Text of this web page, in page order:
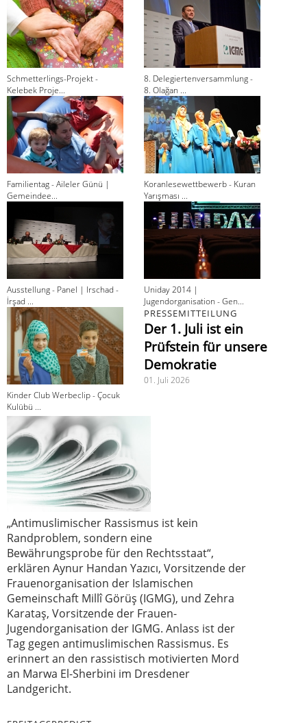
Schmetterlings-Projekt -
Kelebek Proje...
8. Delegiertenversammlung -
8. Olağan ...
Familientag - Aileler Günü |
Gemeindee...
Koranlesewettbewerb - Kuran
Yarışması ...
Ausstellung - Panel | Irschad -
İrşad ...
Uniday 2014 |
Jugendorganisation - Gen...
Kinder Club Werbeclip - Çocuk
Kulübü ...
PRESSEMITTEILUNG
Der 1. Juli ist ein
Prüfstein für unsere
Demokratie
01. Juli 2026
„Antimuslimischer Rassismus ist kein
Randproblem, sondern eine
Bewährungsprobe für den Rechtsstaat“,
erklären Aynur Handan Yazıcı, Vorsitzende der
Frauenorganisation der Islamischen
Gemeinschaft Millî Görüş (IGMG), und Zehra
Karataş, Vorsitzende der Frauen-
Jugendorganisation der IGMG. Anlass ist der
Tag gegen antimuslimischen Rassismus. Es
erinnert an den rassistisch motivierten Mord
an Marwa El-Sherbini im Dresdener
Landgericht.